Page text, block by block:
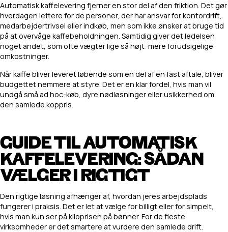
Automatisk kaffelevering fjerner en stor del af den friktion. Det gør
hverdagen lettere for de personer, der har ansvar for kontordrift,
medarbejdertrivsel eller indkøb, men som ikke ønsker at bruge tid
på at overvåge kaffebeholdningen. Samtidig giver det ledelsen
noget andet, som ofte vægter lige så højt: mere forudsigelige
omkostninger.
Når kaffe bliver leveret løbende som en del af en fast aftale, bliver
budgettet nemmere at styre. Det er en klar fordel, hvis man vil
undgå små ad hoc-køb, dyre nødløsninger eller usikkerhed om
den samlede koppris.
GUIDE TIL AUTOMATISK
KAFFELEVERING: SÅDAN
VÆLGER I RIGTIGT
Den rigtige løsning afhænger af, hvordan jeres arbejdsplads
fungerer i praksis. Det er let at vælge for billigt eller for simpelt,
hvis man kun ser på kiloprisen på bønner. For de fleste
virksomheder er det smartere at vurdere den samlede drift.